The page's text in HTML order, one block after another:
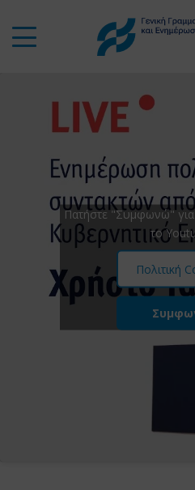
Πατήστε "Συμφωνώ" για
το
Πολιτική